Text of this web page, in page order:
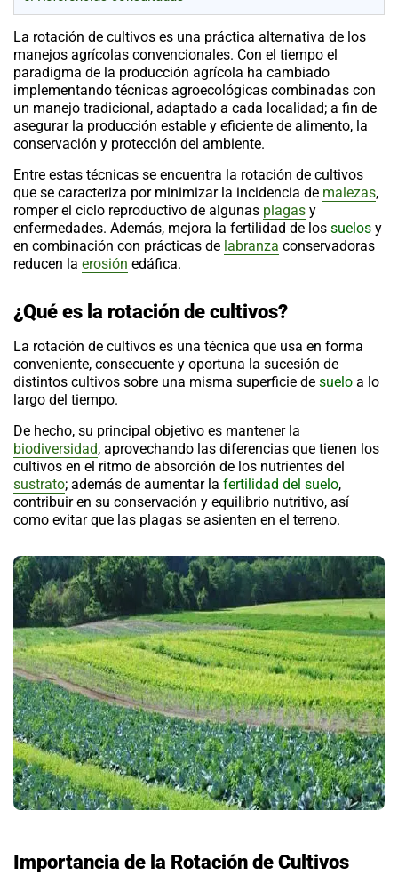
La rotación de cultivos es una práctica alternativa de los
manejos agrícolas convencionales. Con el tiempo el
paradigma de la producción agrícola ha cambiado
implementando técnicas agroecológicas combinadas con
un manejo tradicional, adaptado a cada localidad; a fin de
asegurar la producción estable y eficiente de alimento, la
conservación y protección del ambiente.
Entre estas técnicas se encuentra la rotación de cultivos
que se caracteriza por minimizar la incidencia de malezas,
romper el ciclo reproductivo de algunas plagas y
enfermedades. Además, mejora la fertilidad de los suelos y
en combinación con prácticas de labranza conservadoras
reducen la erosión edáfica.
¿Qué es la rotación de cultivos?
La rotación de cultivos es una técnica que usa en forma
conveniente, consecuente y oportuna la sucesión de
distintos cultivos sobre una misma superficie de suelo a lo
largo del tiempo.
De hecho, su principal objetivo es mantener la
biodiversidad, aprovechando las diferencias que tienen los
cultivos en el ritmo de absorción de los nutrientes del
sustrato; además de aumentar la fertilidad del suelo,
contribuir en su conservación y equilibrio nutritivo, así
como evitar que las plagas se asienten en el terreno.
Importancia de la Rotación de Cultivos